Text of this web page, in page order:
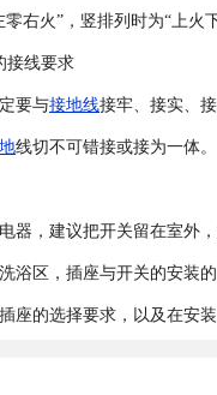
右火”，竖排列时为“上火
接线要求
要与接地线接牢、接实、
线切不可错接或接为一体。
器，建议把开关留在室外
浴区，插座与开关的安装
座的选择要求，以及在安